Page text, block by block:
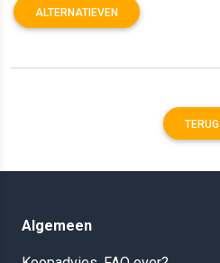
ALTERNATIEVEN
TERUG
Algemeen